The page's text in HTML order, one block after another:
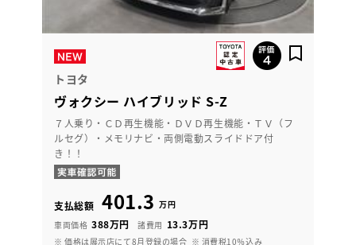
トヨタ
ヴォクシー ハイブリッド S-Z
７人乗り・ＣＤ再生機能・ＤＶＤ再生機能・ＴＶ（フ
ルセグ）・メモリナビ・両側電動スライドドア付
き！！
支払総額 401.3 万円
車両価格 388万円 諸費用 13.3万円
※ 価格は展示店にて8月登録の場合 ※ 消費税10％込み